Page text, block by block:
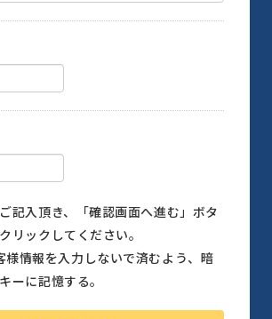
記入頂き、「確認画面へ進む」ボタ
リックしてください。
ーに記憶する。